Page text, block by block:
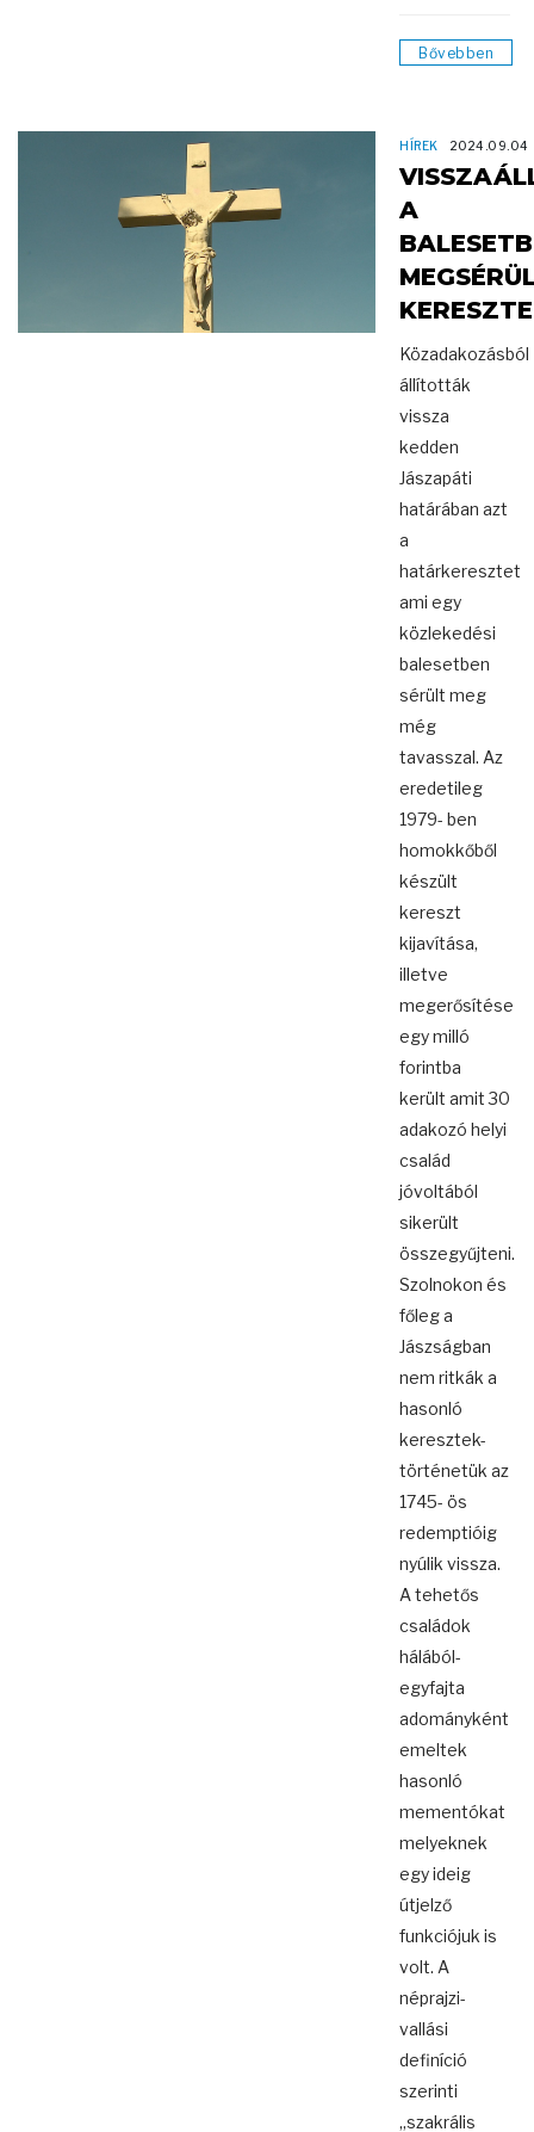
Bővebben
HÍREK 2024.09.04
A
Közadakozásból
állították
vissza
kedden
Jászapáti
határában azt
a
határkeresztet
ami egy
közlekedési
balesetben
sérült meg
még
tavasszal. Az
eredetileg
1979- ben
homokkőből
készült
kereszt
kijavítása,
illetve
megerősítése
egy milló
forintba
került amit 30
adakozó helyi
család
jóvoltából
sikerült
összegyűjteni.
Szolnokon és
főleg a
Jászságban
nem ritkák a
hasonló
keresztek-
történetük az
1745- ös
redemptióig
nyúlik vissza.
A tehetős
családok
hálából-
egyfajta
adományként
emeltek
hasonló
mementókat
melyeknek
egy ideig
útjelző
funkciójuk is
volt. A
néprajzi-
vallási
definíció
szerinti
„szakrális